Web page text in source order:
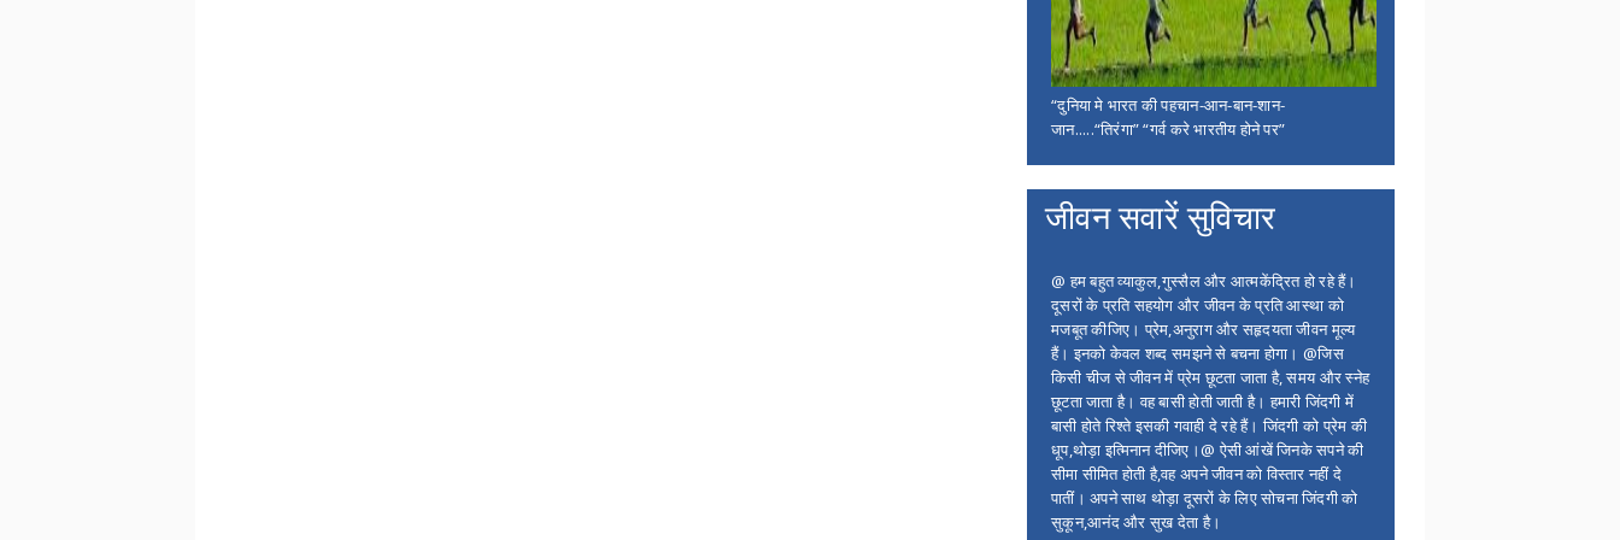
“दुनिया मे भारत की पहचान-आन-बान-शान-
जान.....“तिरंगा” “गर्व करे भारतीय होने पर”
जीवन सवारें सुविचार
@ हम बहुत व्याकुल,गुस्सैल और आत्मकेंद्रित हो रहे हैं।
दूसरों के प्रति सहयोग और जीवन के प्रति आस्था को
मजबूत कीजिए। प्रेम,अनुराग और सहृदयता जीवन मूल्य
हैं। इनको केवल शब्द समझने से बचना होगा। @जिस
किसी चीज से जीवन में प्रेम छूटता जाता है, समय और स्नेह
छूटता जाता है। वह बासी होती जाती है। हमारी जिंदगी में
बासी होते रिश्ते इसकी गवाही दे रहे हैं। जिंदगी को प्रेम की
धूप,थोड़ा इत्मिनान दीजिए।@ ऐसी आंखें जिनके सपने की
सीमा सीमित होती है,वह अपने जीवन को विस्तार नहीं दे
पातीं। अपने साथ थोड़ा दूसरों के लिए सोचना जिंदगी को
सुकून,आनंद और सुख देता है।